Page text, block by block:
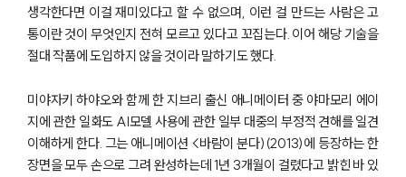
생각한다면 이걸 재미있다고 할 수 없으며, 이런 걸 만드는 사람은 고
통이란 것이 무엇인지 전혀 모르고 있다고 꼬집는다. 이어 해당 기술을
절대 작품에 도입하지 않을 것이라 말하기도 했다.
미야자키 하야오와 함께 한 지브리 출신 애니메이터 중 야마모리 에이
지에 관한 일화도 AI모델 사용에 관한 일부 대중의 부정적 견해를 일견
이해하게 한다. 그는 애니메이션 <바람이 분다)(2013)에 등장하는 한
장면을 모두 손으로 그려 완성하는데 1년 3개월이 걸렸다고 밝힌 바 있